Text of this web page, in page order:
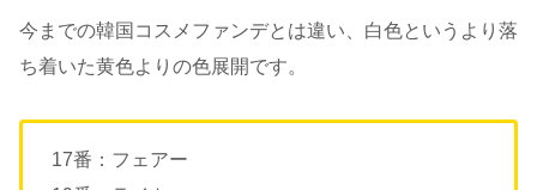
今までの韓国コスメファンデとは違い、白色というより落
ち着いた黄色よりの色展開です。
17番：フェアー